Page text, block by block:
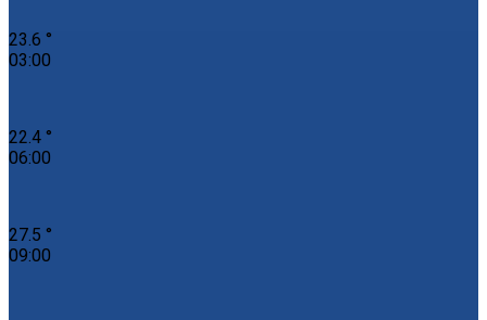
23.6 °
03:00
22.4 °
06:00
27.5 °
09:00